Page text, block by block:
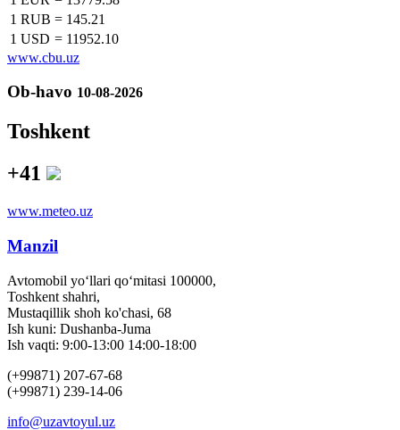
1 RUB = 145.21
1 USD = 11952.10
www.cbu.uz
Ob-havo 10-08-2026
Toshkent
+41
www.meteo.uz
Manzil
Avtomobil yo‘llari qo‘mitasi 100000,
Toshkent shahri,
Mustaqillik shoh ko'chasi, 68
Ish kuni: Dushanba-Juma
Ish vaqti: 9:00-13:00 14:00-18:00
(+99871) 207-67-68
(+99871) 239-14-06
info@uzavtoyul.uz